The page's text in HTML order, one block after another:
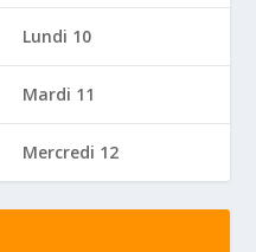
Lundi 10
Mardi 11
Mercredi 12